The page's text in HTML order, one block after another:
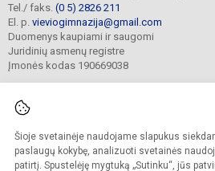
Šioje svetainėje naudojame slapukus
paslaugų kokybę, analizuoti svetainės
patirtį. Spustelėję mygtuką „Sutinku“, jūs
Tel./ faks. (0 5) 2826 211
El. p. vieviogimnazija@gmail.com
Duomenys kaupiami ir saugomi
Juridinių asmenų registre
Įmonės kodas 190669038
© 2022. Elektrėnų sav. Vievio
Kopijuoti turinį be raštiško gimnazijos